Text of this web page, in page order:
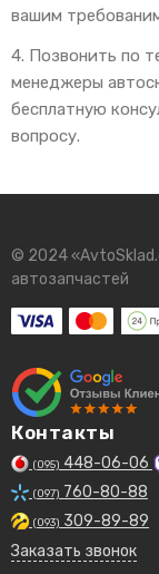
вашим
4. Позвонить по
менеджеры
бесплатную
вопросу.
© 2024
автозапчастей
Контакты
(095) 448-06-06
(097) 760-80-88
(093) 309-89-89
Заказать звонок